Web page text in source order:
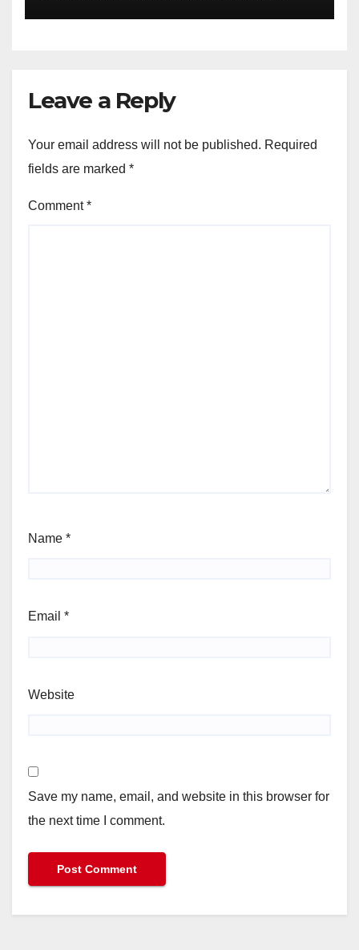
Leave a Reply
Your email address will not be published. Required
fields are marked *
Comment*
Name *
Email *
Website
Save my name, email, and website in this browser for
the next time I comment.